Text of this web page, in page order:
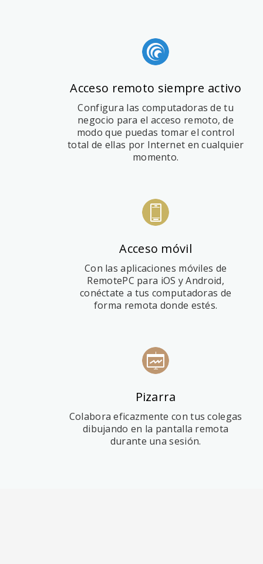
Acceso remoto siempre activo
Configura las computadoras de tu
negocio para el acceso remoto, de
modo que puedas tomar el control
total de ellas por Internet en cualquier
momento.
Acceso móvil
Con las aplicaciones móviles de
RemotePC para iOS y Android,
conéctate a tus computadoras de
forma remota donde estés.
Pizarra
Colabora eficazmente con tus colegas
dibujando en la pantalla remota
durante una sesión.